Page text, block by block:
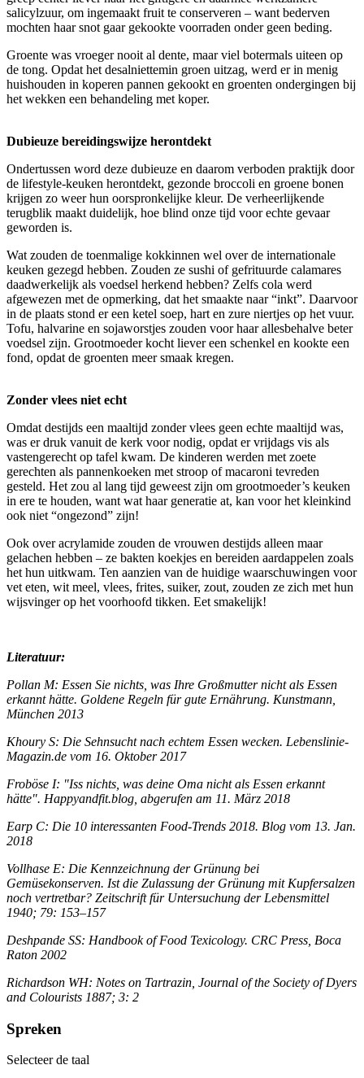
salicylzuur, om ingemaakt fruit te conserveren – want bederven
mochten haar snot gaar gekookte voorraden onder geen beding.
Groente was vroeger nooit al dente, maar viel botermals uiteen op
de tong. Opdat het desalniettemin groen uitzag, werd er in menig
huishouden in koperen pannen gekookt en groenten ondergingen bij
het wekken een behandeling met koper.
Dubieuze bereidingswijze herontdekt
Ondertussen word deze dubieuze en daarom verboden praktijk door
de lifestyle-keuken herontdekt, gezonde broccoli en groene bonen
krijgen zo weer hun oorspronkelijke kleur. De verheerlijkende
terugblik maakt duidelijk, hoe blind onze tijd voor echte gevaar
geworden is.
Wat zouden de toenmalige kokkinnen wel over de internationale
keuken gezegd hebben. Zouden ze sushi of gefrituurde calamares
daadwerkelijk als voedsel herkend hebben? Zelfs cola werd
afgewezen met de opmerking, dat het smaakte naar “inkt”. Daarvoor
in de plaats stond er een ketel soep, hart en zure niertjes op het vuur.
Tofu, halvarine en sojaworstjes zouden voor haar allesbehalve beter
voedsel zijn. Grootmoeder kocht liever een schenkel en kookte een
fond, opdat de groenten meer smaak kregen.
Zonder vlees niet echt
Omdat destijds een maaltijd zonder vlees geen echte maaltijd was,
was er druk vanuit de kerk voor nodig, opdat er vrijdags vis als
vastengerecht op tafel kwam. De kinderen werden met zoete
gerechten als pannenkoeken met stroop of macaroni tevreden
gesteld. Het zou al lang tijd geweest zijn om grootmoeder’s keuken
in ere te houden, want wat haar generatie at, kan voor het kleinkind
ook niet “ongezond” zijn!
Ook over acrylamide zouden de vrouwen destijds alleen maar
gelachen hebben – ze bakten koekjes en bereiden aardappelen zoals
het hun uitkwam. Ten aanzien van de huidige waarschuwingen voor
vet eten, wit meel, vlees, frites, suiker, zout, zouden ze zich met hun
wijsvinger op het voorhoofd tikken. Eet smakelijk!
Literatuur:
Pollan M: Essen Sie nichts, was Ihre Großmutter nicht als Essen
erkannt hätte. Goldene Regeln für gute Ernährung. Kunstmann,
München 2013
Khoury S: Die Sehnsucht nach echtem Essen wecken. Lebenslinie-
Magazin.de vom 16. Oktober 2017
Froböse I: "Iss nichts, was deine Oma nicht als Essen erkannt
hätte". Happyandfit.blog, abgerufen am 11. März 2018
Earp C: Die 10 interessanten Food-Trends 2018. Blog vom 13. Jan.
2018
Vollhase E: Die Kennzeichnung der Grünung bei
Gemüsekonserven. Ist die Zulassung der Grünung mit Kupfersalzen
noch vertretbar? Zeitschrift für Untersuchung der Lebensmittel
1940; 79: 153–157
Deshpande SS: Handbook of Food Texicology. CRC Press, Boca
Raton 2002
Richardson WH: Notes on Tartrazin, Journal of the Society of Dyers
and Colourists 1887; 3: 2
Spreken
Selecteer de taal